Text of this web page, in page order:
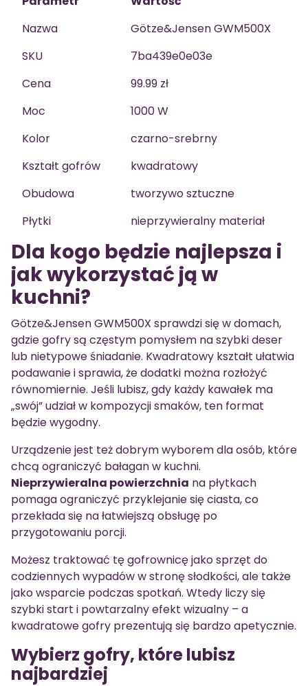
Nazwa
Götze&Jensen GWM500X
SKU
7ba439e0e03e
Cena
99.99 zł
Moc
1000 W
Kolor
czarno-srebrny
Kształt gofrów
kwadratowy
Obudowa
tworzywo sztuczne
Płytki
nieprzywieralny materiał
Dla kogo będzie najlepsza i
jak wykorzystać ją w
kuchni?
Götze&Jensen GWM500X sprawdzi się w domach,
gdzie gofry są częstym pomysłem na szybki deser
lub nietypowe śniadanie. Kwadratowy kształt ułatwia
podawanie i sprawia, że dodatki można rozłożyć
równomiernie. Jeśli lubisz, gdy każdy kawałek ma
„swój” udział w kompozycji smaków, ten format
będzie wygodny.
Urządzenie jest też dobrym wyborem dla osób, które
chcą ograniczyć bałagan w kuchni.
Nieprzywieralna powierzchnia na płytkach
pomaga ograniczyć przyklejanie się ciasta, co
przekłada się na łatwiejszą obsługę po
przygotowaniu porcji.
Możesz traktować tę gofrownicę jako sprzęt do
codziennych wypadów w stronę słodkości, ale także
jako wsparcie podczas spotkań. Wtedy liczy się
szybki start i powtarzalny efekt wizualny – a
kwadratowe gofry prezentują się bardzo apetycznie.
Wybierz gofry, które lubisz
najbardziej